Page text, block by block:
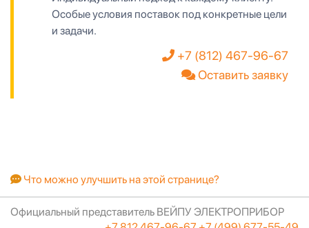
Особые условия поставок под конкретные цели
и задачи.
+7 (812) 467-96-67
Оставить заявку
Что можно улучшить на этой странице?
Официальный представитель ВЕЙПУ ЭЛЕКТРОПРИБОР